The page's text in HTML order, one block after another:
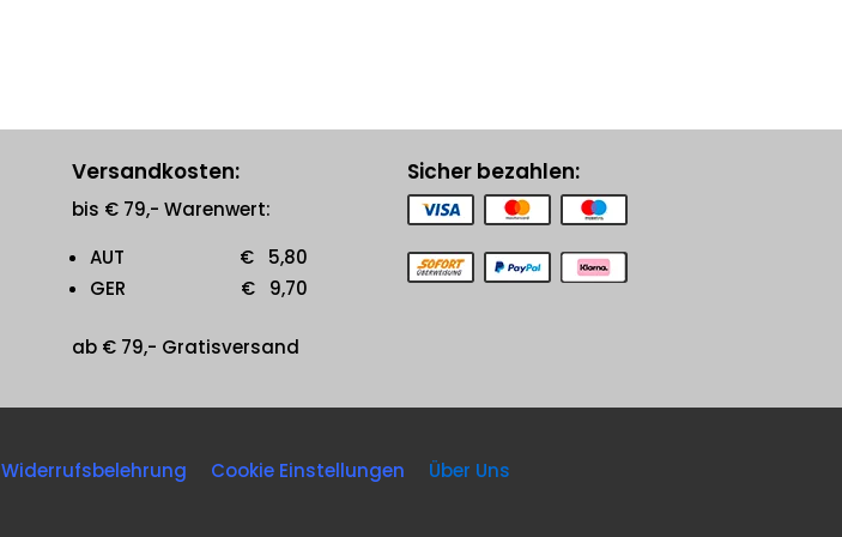
Versandkosten:
bis € 79,- Warenwert:
AUT € 5,80
GER € 9,70
ab € 79,- Gratisversand
Sicher bezahlen:
Widerrufsbelehrung Cookie Einstellungen Über Uns